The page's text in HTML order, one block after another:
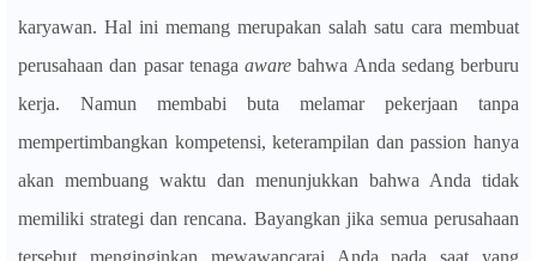
karyawan. Hal ini memang merupakan salah satu cara membuat
perusahaan dan pasar tenaga aware bahwa Anda sedang berburu
kerja. Namun membabi buta melamar pekerjaan tanpa
mempertimbangkan kompetensi, keterampilan dan passion hanya
akan membuang waktu dan menunjukkan bahwa Anda tidak
memiliki strategi dan rencana. Bayangkan jika semua perusahaan
tersebut menginginkan mewawancarai Anda pada saat yang